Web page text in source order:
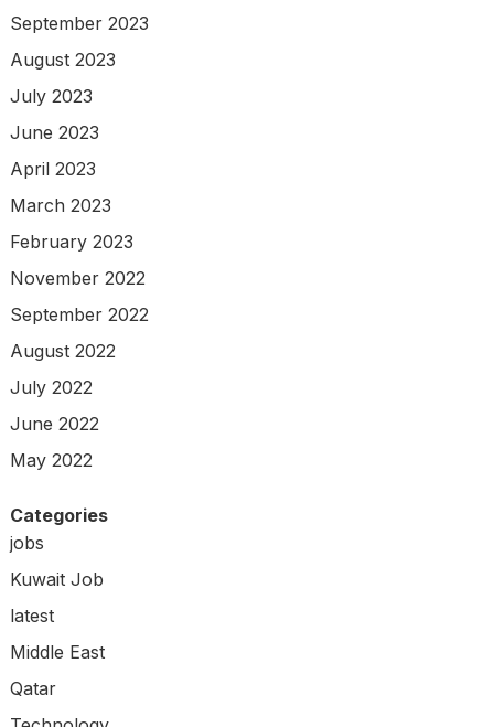
September 2023
August 2023
July 2023
June 2023
April 2023
March 2023
February 2023
November 2022
September 2022
August 2022
July 2022
June 2022
May 2022
Categories
jobs
Kuwait Job
latest
Middle East
Qatar